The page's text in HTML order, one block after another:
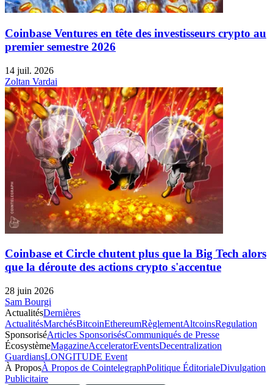
Coinbase Ventures en tête des investisseurs crypto au
premier semestre 2026
14 juil. 2026
Zoltan Vardai
Coinbase et Circle chutent plus que la Big Tech alors
que la déroute des actions crypto s'accentue
28 juin 2026
Sam Bourgi
ActualitésDernières
ActualitésMarchésBitcoinEthereumRèglementAltcoinsRegulation
SponsoriséArticles SponsorisésCommuniqués de Presse
ÉcosystèmeMagazineAcceleratorEventsDecentralization
GuardiansLONGITUDE Event
À ProposÀ Propos de CointelegraphPolitique ÉditorialeDivulgation
Publicitaire